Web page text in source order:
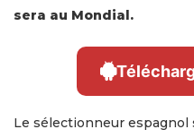
sera au Mondial.
Le sélectionneur espagnol